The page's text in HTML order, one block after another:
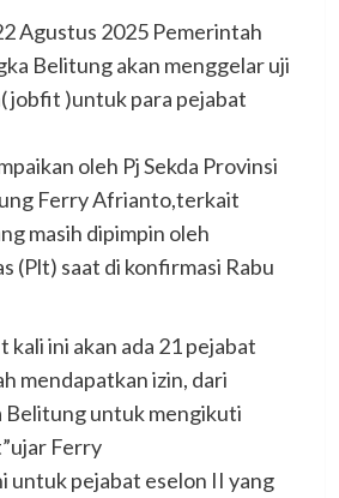
Agustus 2025 Pemerintah
Belitung akan menggelar uji
jobfit )untuk para pejabat
oleh Pj Sekda Provinsi
Ferry Afrianto,terkait
masih dipimpin oleh
(Plt) saat di konfirmasi Rabu
kali ini akan ada 21 pejabat
mendapatkan izin, dari
Belitung untuk mengikuti
Ferry
untuk pejabat eselon II yang